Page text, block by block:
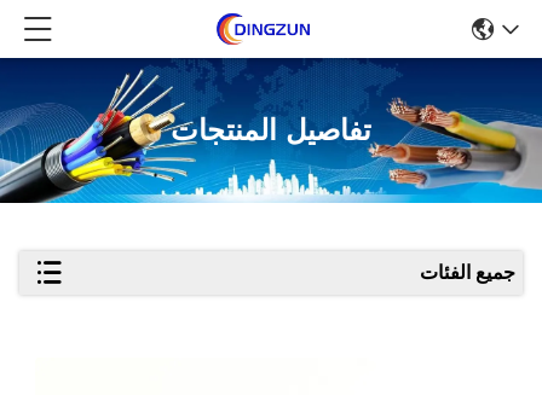
تفاصيل المنتجات
جميع الفئات